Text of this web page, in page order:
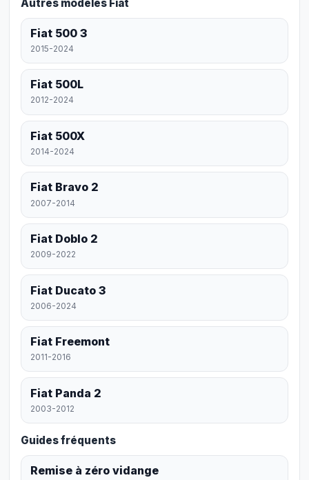
Autres modèles Fiat
Fiat 500 3
2015-2024
Fiat 500L
2012-2024
Fiat 500X
2014-2024
Fiat Bravo 2
2007-2014
Fiat Doblo 2
2009-2022
Fiat Ducato 3
2006-2024
Fiat Freemont
2011-2016
Fiat Panda 2
2003-2012
Guides fréquents
Remise à zéro vidange